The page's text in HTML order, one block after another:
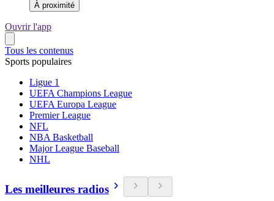
À proximité
Ouvrir l'app
Tous les contenus
Sports populaires
Ligue 1
UEFA Champions League
UEFA Europa League
Premier League
NFL
NBA Basketball
Major League Baseball
NHL
Les meilleures radios